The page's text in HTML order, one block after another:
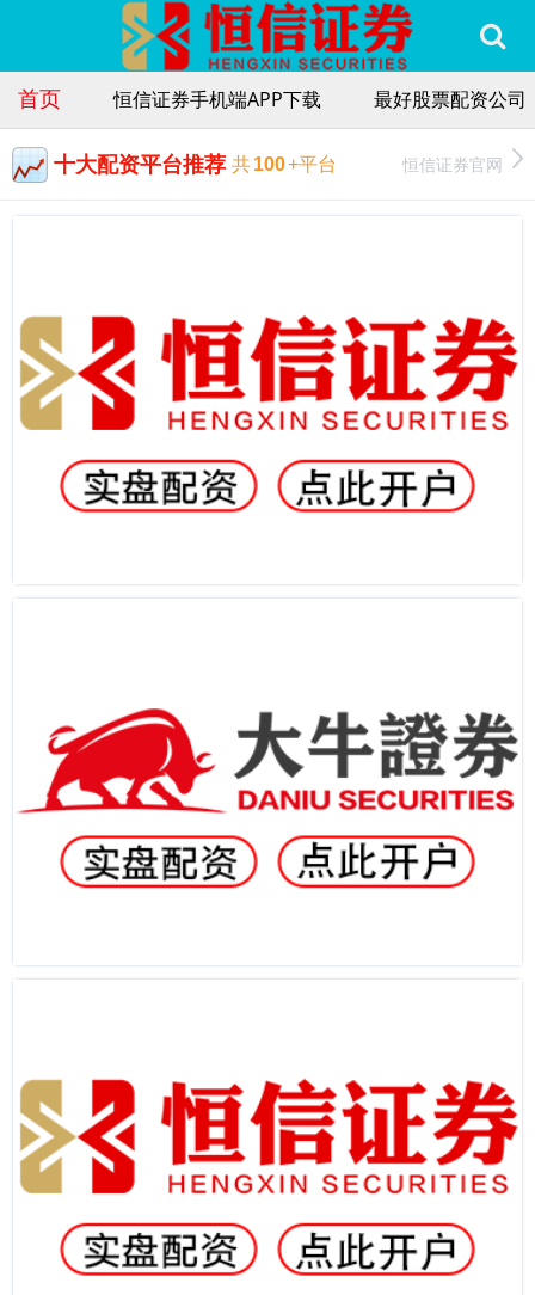
首页 恒信证券手机端APP下载 最好股票配资公司
十大配资平台推荐 共100+平台 恒信证券官网